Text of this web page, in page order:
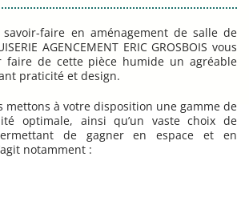
savoir-faire en aménagement de salle de
AGENCEMENT ERIC GROSBOIS vous
faire de cette pièce humide un agréable
praticité et design.
mettons à votre disposition une gamme de
optimale, ainsi qu’un vaste choix de
de gagner en espace et en
notamment :